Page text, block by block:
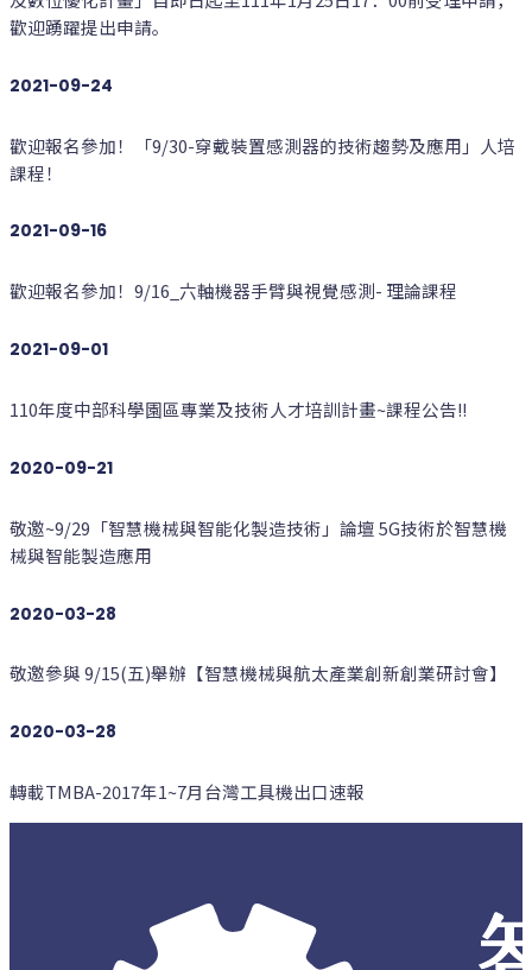
歡迎踴躍提出申請。
2021-09-24
歡迎報名參加！「9/30-穿戴裝置感測器的技術趨勢及應用」人培
課程！
2021-09-16
歡迎報名參加！9/16_六軸機器手臂與視覺感測- 理論課程
2021-09-01
110年度中部科學園區專業及技術人才培訓計畫~課程公告!!
2020-09-21
敬邀~9/29「智慧機械與智能化製造技術」論壇 5G技術於智慧機
械與智能製造應用
2020-03-28
敬邀參與 9/15(五)舉辦【智慧機械與航太產業創新創業研討會】
2020-03-28
轉載TMBA-2017年1~7月台灣工具機出口速報